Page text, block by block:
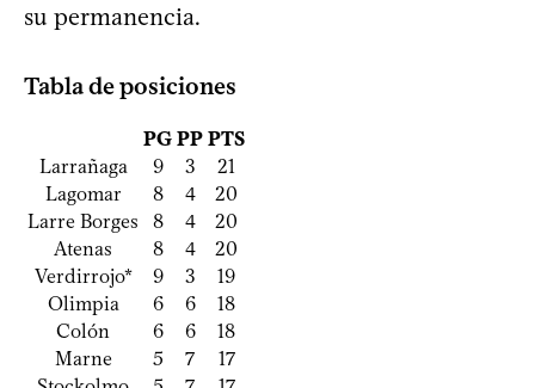
su permanencia.
Tabla de posiciones
PG PP PTS
Larrañaga
9 3
21
Lagomar
8 4
20
Larre Borges
8 4
20
Atenas
8 4
20
Verdirrojo*
9 3
19
Olimpia
6 6
18
Colón
6 6
18
Marne
5 7
17